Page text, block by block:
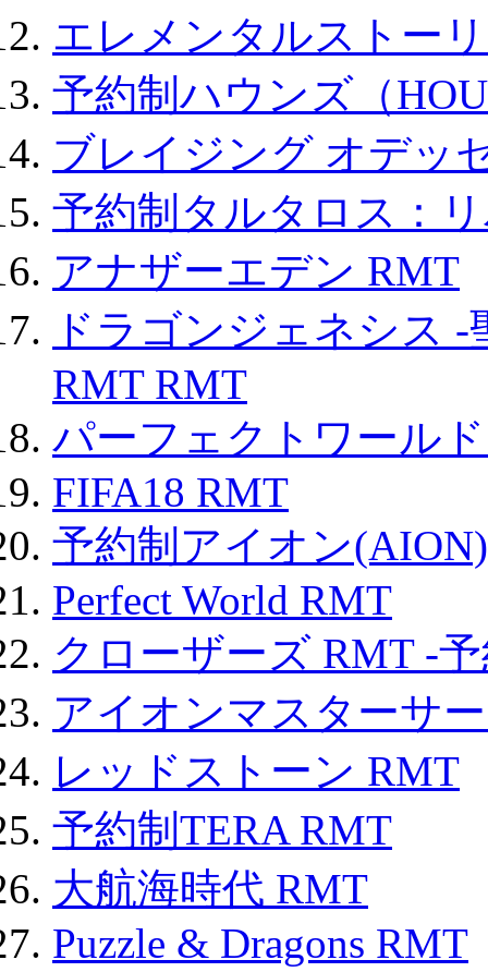
エレメンタルストー
予約制ハウンズ（
ブレイジング オデッ
予約制タルタロス：
アナザーエデン RMT
ドラゴンジェネシス
RMT RMT
パーフェクトワール
FIFA18 RMT
予約制アイオン
Perfect World RMT
クローザーズ RMT -
アイオンマスターサ
レッドストーン RMT
予約制TERA RMT
大航海時代 RMT
Puzzle & Dragons RMT